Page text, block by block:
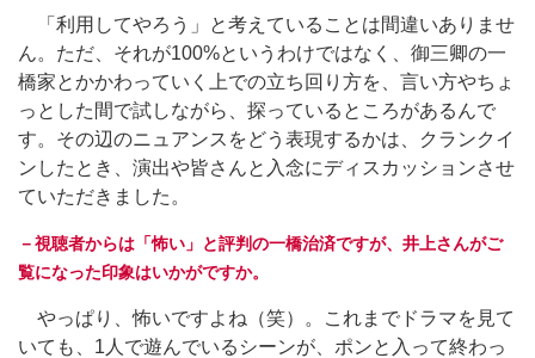
「利用してやろう」と考えていることは間違いありませ
ん。ただ、それが100%というわけではなく、御三卿の一
橋家とかかわっていく上での立ち回り方を、言い方やちょ
っとした間で試しながら、探っているところがあるんで
す。その辺のニュアンスをどう表現するかは、クランクイ
ンしたとき、演出や皆さんと入念にディスカッションさせ
ていただきました。
－視聴者からは「怖い」と評判の一橋治済ですが、井上さんがご
覧になった印象はいかがですか。
やっぱり、怖いですよね（笑）。これまでドラマを見て
いても、1人で遊んでいるシーンが、ポンと入って終わっ